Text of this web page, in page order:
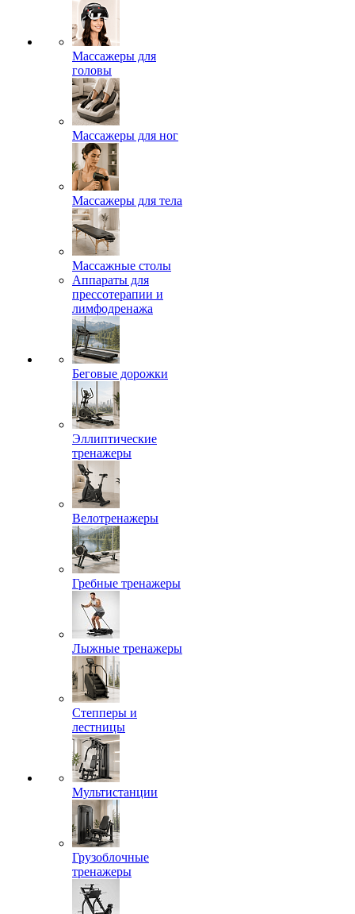
Массажеры для
головы
Массажеры для ног
Массажеры для тела
Массажные столы
Аппараты для
прессотерапии и
лимфодренажа
Беговые дорожки
Эллиптические
тренажеры
Велотренажеры
Гребные тренажеры
Лыжные тренажеры
Степперы и
лестницы
Мультистанции
Грузоблочные
тренажеры